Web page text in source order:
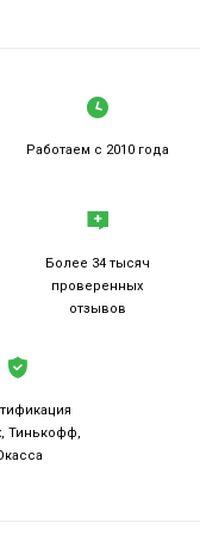
Работаем с 2010 года
Более 34 тысяч
проверенных
отзывов
Тинькофф,